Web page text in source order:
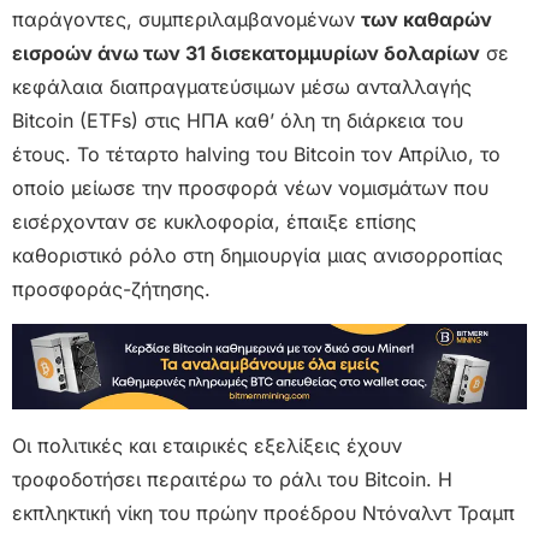
παράγοντες, συμπεριλαμβανομένων των καθαρών
εισροών άνω των 31 δισεκατομμυρίων δολαρίων σε
κεφάλαια διαπραγματεύσιμων μέσω ανταλλαγής
Bitcoin (ETFs) στις ΗΠΑ καθ’ όλη τη διάρκεια του
έτους. Το τέταρτο halving του Bitcoin τον Απρίλιο, το
οποίο μείωσε την προσφορά νέων νομισμάτων που
εισέρχονταν σε κυκλοφορία, έπαιξε επίσης
καθοριστικό ρόλο στη δημιουργία μιας ανισορροπίας
προσφοράς-ζήτησης.
Οι πολιτικές και εταιρικές εξελίξεις έχουν
τροφοδοτήσει περαιτέρω το ράλι του Bitcoin. Η
εκπληκτική νίκη του πρώην προέδρου Ντόναλντ Τραμπ